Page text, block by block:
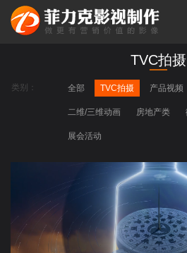
TVC拍摄
类别： 全部 TVC拍摄 产品视频
二维/三维动画 房地产类
展会活动